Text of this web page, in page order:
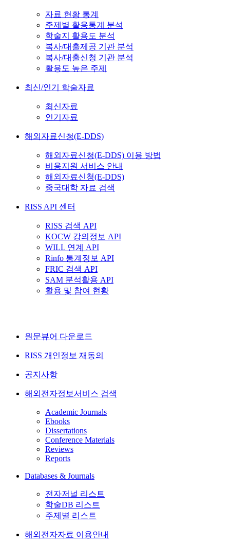
자료 현황 통계
주제별 활용통계 분석
학술지 활용도 분석
복사/대출제공 기관 분석
복사/대출신청 기관 분석
활용도 높은 주제
최신/인기 학술자료
최신자료
인기자료
해외자료신청(E-DDS)
해외자료신청(E-DDS) 이용 방법
비용지원 서비스 안내
해외자료신청(E-DDS)
중국대학 자료 검색
RISS API 센터
RISS 검색 API
KOCW 강의정보 API
WILL 연계 API
Rinfo 통계정보 API
FRIC 검색 API
SAM 분석활용 API
활용 및 참여 현황
원문뷰어 다운로드
RISS 개인정보 재동의
공지사항
해외전자정보서비스 검색
Academic Journals
Ebooks
Dissertations
Conference Materials
Reviews
Reports
Databases & Journals
전자저널 리스트
학술DB 리스트
주제별 리스트
해외전자자료 이용안내